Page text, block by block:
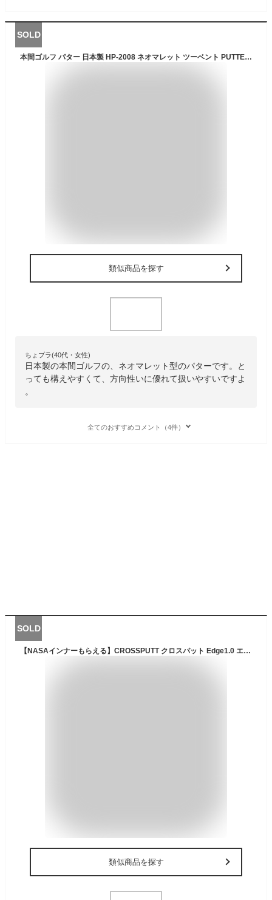
SOLD
本間ゴルフ パター 日本製 HP-2008 ネオマレット ツーベント PUTTER HONMA GOLF
類似商品を探す
ちょプラ(40代・女性)
日本製の本間ゴルフの、ネオマレット型のパターです。と
っても構えやすくて、方向性いに優れて扱いやすいですよ
。
全てのおすすめコメント（4件）
SOLD
【NASAインナーもらえる】CROSSPUTT クロスパット Edge1.0 エッジ1.0 公式 ゴルフ パター ネオマレット センターシャフト 三角構造 送料無料 正規代理店 正規 ヘッドカバー付き デュアルアラインメント 特許技術 メンズ レディース ブラック
類似商品を探す